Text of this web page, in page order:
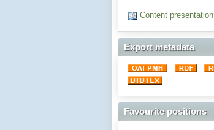
Content presentation
Export metadata
Favourite positions